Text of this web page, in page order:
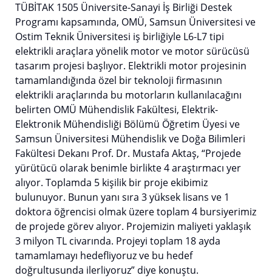
TÜBİTAK 1505 Üniversite-Sanayi İş Birliği Destek
Programı kapsamında, OMÜ, Samsun Üniversitesi ve
Ostim Teknik Üniversitesi iş birliğiyle L6-L7 tipi
elektrikli araçlara yönelik motor ve motor sürücüsü
tasarım projesi başlıyor. Elektrikli motor projesinin
tamamlandığında özel bir teknoloji firmasının
elektrikli araçlarında bu motorların kullanılacağını
belirten OMÜ Mühendislik Fakültesi, Elektrik-
Elektronik Mühendisliği Bölümü Öğretim Üyesi ve
Samsun Üniversitesi Mühendislik ve Doğa Bilimleri
Fakültesi Dekanı Prof. Dr. Mustafa Aktaş, “Projede
yürütücü olarak benimle birlikte 4 araştırmacı yer
alıyor. Toplamda 5 kişilik bir proje ekibimiz
bulunuyor. Bunun yanı sıra 3 yüksek lisans ve 1
doktora öğrencisi olmak üzere toplam 4 bursiyerimiz
de projede görev alıyor. Projemizin maliyeti yaklaşık
3 milyon TL civarında. Projeyi toplam 18 ayda
tamamlamayı hedefliyoruz ve bu hedef
doğrultusunda ilerliyoruz” diye konuştu.